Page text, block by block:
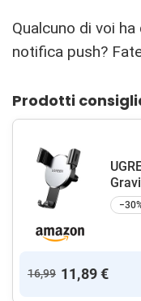
Qualcuno di voi
notifica push?
Prodotti
16,99 11,89 €